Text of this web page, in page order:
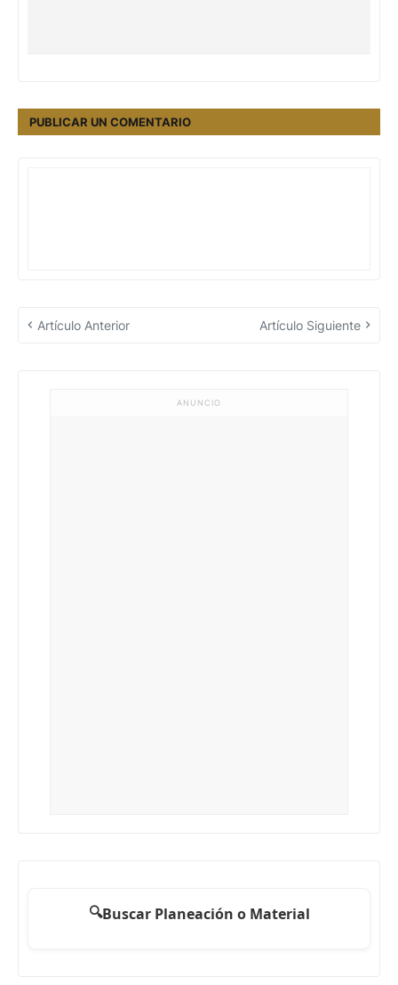
PUBLICAR UN COMENTARIO
Artículo Anterior Artículo Siguiente
ANUNCIO
🔍Buscar Planeación o Material